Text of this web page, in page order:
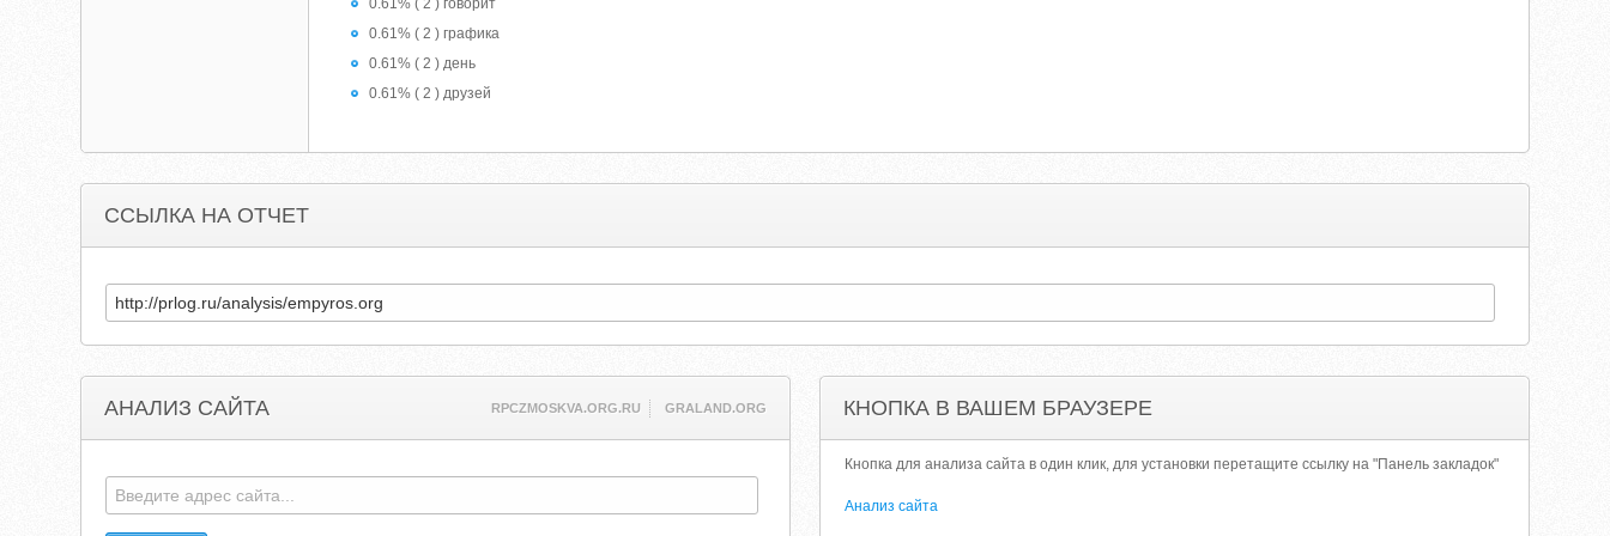
0.61% ( 2 ) говорит
0.61% ( 2 ) графика
0.61% ( 2 ) день
0.61% ( 2 ) друзей
ССЫЛКА НА ОТЧЕТ
АНАЛИЗ САЙТА RPCZMOSKVA.ORG.RU GRALAND.ORG КНОПКА В ВАШЕМ БРАУЗЕРЕ
Кнопка для анализа сайта в один клик, для установки перетащите ссылку на "Панель закладок"
Анализ сайта